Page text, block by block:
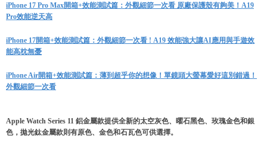
iPhone 17 Pro Max開箱+效能測試篇：外觀細節一次看 原廠保護殼有夠美！A19
Pro效能逆天高
iPhone 17開箱+效能測試篇：外觀細節一次看 ! A19 效能強大讓AI應用與手遊效
能高枕無憂
iPhone Air開箱+效能測試篇：薄到超乎你的想像！單鏡頭大螢幕愛好這別錯過！
外觀細節一次看
Apple Watch Series 11 鋁金屬款提供全新的太空灰色、曜石黑色、玫瑰金色和銀
色，拋光鈦金屬款則有原色、金色和石瓦色可供選擇。